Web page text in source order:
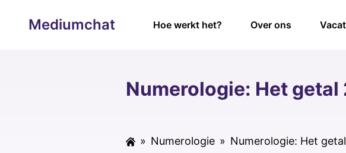
Mediumchat Hoe werkt het? Over ons
Numerologie: Het
» Numerologie » Numerologie: Het